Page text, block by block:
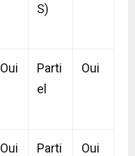
S)
Oui
Parti
el
Oui
Oui
Parti
Oui